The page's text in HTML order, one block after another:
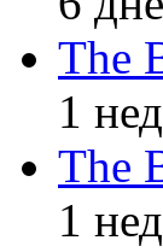
The
1
The
1